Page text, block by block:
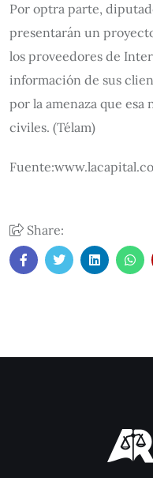
Por optra parte,
presentarán un
los proveedores de
información de sus
por la amenaza que esa
civiles. (Télam)
Share: